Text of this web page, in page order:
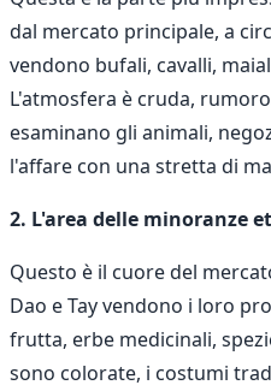
dal mercato principale, a
vendono bufali, cavalli,
L'atmosfera è cruda,
esaminano gli animali,
l'affare con una stretta di
2. L'area delle minoranze
Questo è il cuore del
Dao e Tay vendono i loro
frutta, erbe medicinali,
sono colorate, i costumi